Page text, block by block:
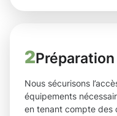
2
Nous sécurisons
équipements
en tenant compte des